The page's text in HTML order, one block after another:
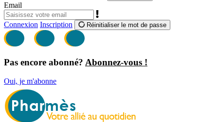
Email
Connexion Inscription Réinitialiser le mot de passe
Pas encore abonné? Abonnez-vous !
Oui, je m'abonne